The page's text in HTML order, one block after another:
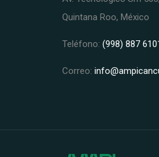
Quintana Roo, México
Teléfono: (998) 887
Correo: